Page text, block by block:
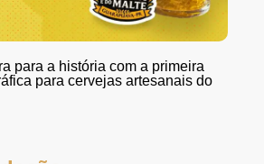
para a história com a primeira
para cervejas artesanais do